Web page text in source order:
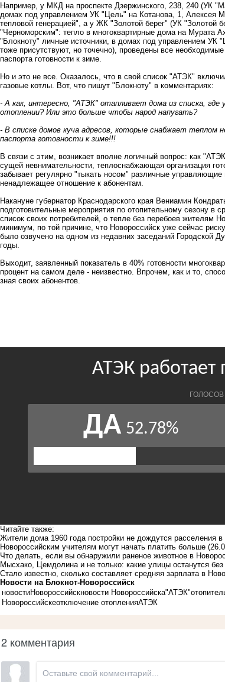
Например, у МКД на проспекте Дзержинского, 238, 240 (УК
домах под управлением УК "Цель" на Котанова, 1, Алексея
тепловой генерацией", а у ЖК "Золотой берег" (УК "Золотой
"Черноморским": тепло в многоквартирные дома на
"Блокноту" личные источники, в домах под управлением
тоже присутствуют, но точечно), проведены все
паспорта готовности к зиме.
Но и это не все. Оказалось, что в свой список "АТЭК"
газовые котлы. Вот, что пишут "Блокноту" в комментариях:
- А как, интересно, "АТЭК" отапливает дома из списка,
отоплении? Или это больше чтобы народ напугать?
- В списке домов куча адресов, которые снабжает
паспорта готовности к зиме!!!
В связи с этим, возникает вполне логичный вопрос: как
сущей невнимательности, теплоснабжающая организация
забывает регулярно "тыкать носом" различные
ненадлежащее отношение к абонентам.
Накануне губернатор Краснодарского края Вениамин
подготовительные мероприятия по отопительному сезону в
список своих потребителей, о тепле без перебоев жителям
минимум, по той причине, что Новороссийск уже сейчас
было озвучено на одном из недавних заседаний Городской
годы.
Выходит, заявленный показатель в 40% готовности
процент на самом деле - неизвестно. Впрочем, как и то,
зная своих абонентов.
Читайте также:
Жители дома 1960 года постройки не дождутся расселения в
Новороссийским учителям могут начать платить больше
Что делать, если вы обнаружили раненое животное в
Мысхако, Цемдолина и не только: какие улицы останутся без
Стало известно, сколько составляет средняя зарплата в
Новости на Блoкнoт-Новороссийск
новостиНовороссийскновости Новороссийска"АТЭК"
Новороссийскеотключение отопленияАТЭК
2 комментария